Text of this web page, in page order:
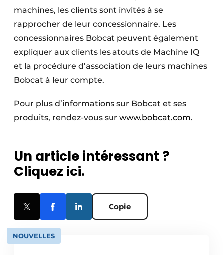
machines, les clients sont invités à se
rapprocher de leur concessionnaire. Les
concessionnaires Bobcat peuvent également
expliquer aux clients les atouts de Machine IQ
et la procédure d’association de leurs machines
Bobcat à leur compte.
Pour plus d’informations sur Bobcat et ses
produits, rendez-vous sur www.bobcat.com.
Un article intéressant ?
Cliquez ici.
Copie
NOUVELLES